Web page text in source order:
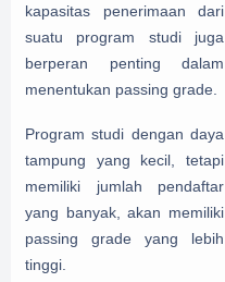
kapasitas penerimaan dari
suatu program studi juga
berperan penting dalam
menentukan passing grade.
Program studi dengan daya
tampung yang kecil, tetapi
memiliki jumlah pendaftar
yang banyak, akan memiliki
passing grade yang lebih
tinggi.